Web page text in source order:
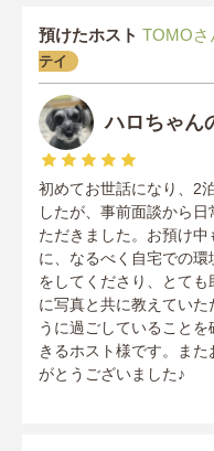
預けたホスト TOMOさ
テイ
ハロちゃん
初めてお世話になり、2
したが、事前面談から
ただきました。お預け
に、なるべく自宅での
をしてくださり、とて
に写真と共に教えてい
うに過ごしていること
きるホスト様です。ま
がとうございました♪